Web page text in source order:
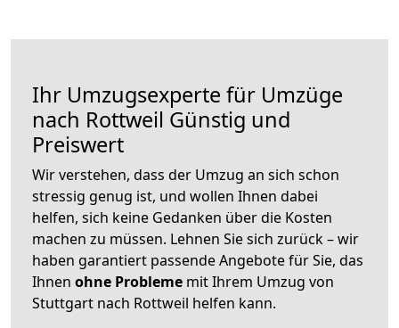
Ihr Umzugsexperte für Umzüge
nach Rottweil Günstig und
Preiswert
Wir verstehen, dass der Umzug an sich schon
stressig genug ist, und wollen Ihnen dabei
helfen, sich keine Gedanken über die Kosten
machen zu müssen. Lehnen Sie sich zurück – wir
haben garantiert passende Angebote für Sie, das
Ihnen ohne Probleme mit Ihrem Umzug von
Stuttgart nach Rottweil helfen kann.